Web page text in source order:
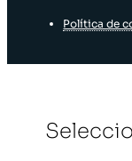
Política de